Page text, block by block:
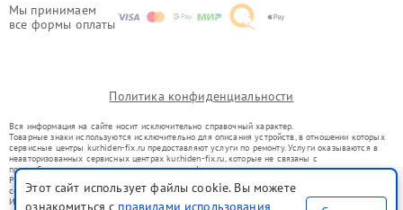
Мы принимаем
все формы оплаты
Политика конфиденциальности
Вся информация на сайте носит исключительно справочный характер.
Товарные знаки используются исключительно для описания устройств, в отношении которых
сервисные центры kur.hiden-fix.ru предоставляют услуги по ремонту. Услуги оказываются в
неавторизованных сервисных центрах kur.hiden-fix.ru, которые не связаны с
правообладателями товарных знаков или их официальными представителями.
Ремонт осуществляется для устройств, уже введенных в гражданский оборот в соответствии
со статьей 1487 ГК РФ.
Использование товарных знаков не преследует цели индивидуализации услуг или введения
Этот сайт использует файлы cookie. Вы можете
ознакомиться с правилами использования